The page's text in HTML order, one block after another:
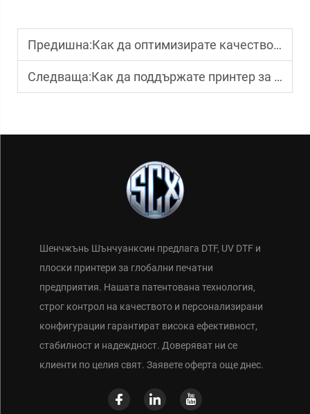
Предишна:Как да оптимизирате качеството на отпечатъка с розов DTF принтер
Следваща:Как да поддържате принтер за хартиени торби, за да има дълъг срок на служба
Шенчжънь Шънчуанксин предлага DTF, UV DTF и
плоски принтери за глобални печатни
предприятия. Нашата патентована технология,
строг контрол на качеството и персонализирани
конфигурации гарантират висока ефективност,
стабилност и надеждност. Доверяват ни се
клиенти по целия свят. Заявете оферта още днес.